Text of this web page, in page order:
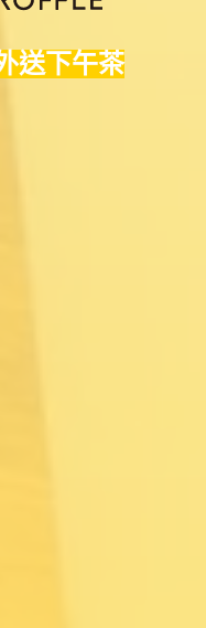
送下午茶